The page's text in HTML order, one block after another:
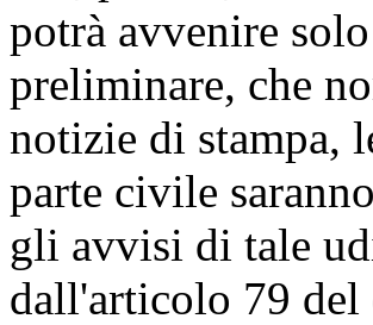
potrà avvenire
preliminare, che
notizie di stampa,
parte civile
gli avvisi di tale
dall'articolo 79 del